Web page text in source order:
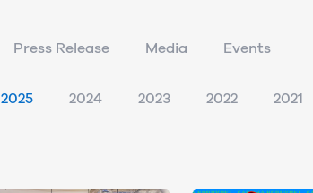
Press Release Media Events
2025 2024 2023 2022 2021